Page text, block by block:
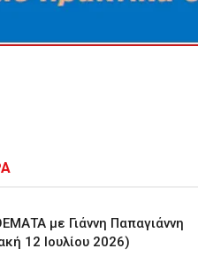
με Γιάννη Παπαγιάννη
12 Ιουλίου 2026)